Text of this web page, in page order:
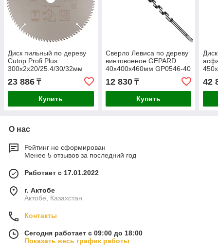
Диск пильный по дереву
Cutop Profi Plus
300х2х20/25.4/30/32мм
36T 75-30096Т
23 886 ₸
Купить
Сверло Левиса по дереву
винтовоеное GEPARD
40x400x460мм GP0546-40
12 830₸
Купить
42
О нас
Рейтинг не сформирован
Менее 5 отзывов за последний год
Работает с 17.01.2022
г. Актобе
Актобе, Казахстан
Контакты
Сегодня работает с 09:00 до 18:00
Показать весь график работы